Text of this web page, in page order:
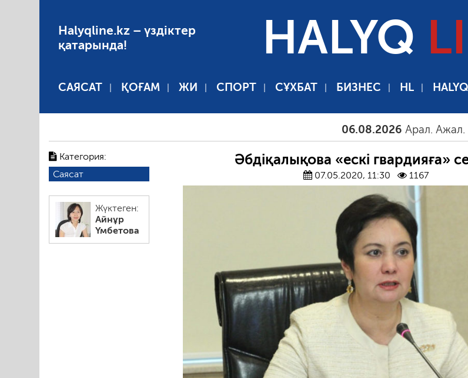
Halyqline.kz – үздіктер
қатарында!
HALYQ
САЯСАТ ҚОҒАМ ЖИ СПОРТ СҰХБАТ БИЗНЕС HL
06.08.2026 Арал. Ажал. Айғақ
Категория:
Саясат
Жүктеген:
Айнұр
Үмбетова
Әбдіқалықова «ескі гвардияға»
07.05.2020, 11:30 1167